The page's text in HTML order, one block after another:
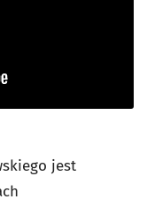
jest